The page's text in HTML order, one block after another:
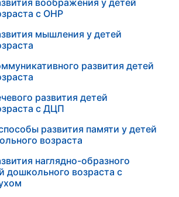
воображения у детей
с ОНР
мышления у детей
развития детей
развития детей
с ДЦП
развития памяти у детей
возраста
наглядно-образного
дошкольного возраста с